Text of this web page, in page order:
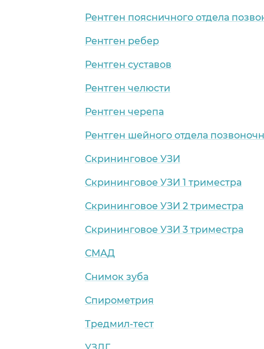
Рентген поясничного отдела
Рентген ребер
Рентген суставов
Рентген челюсти
Рентген черепа
Рентген шейного отдела
Скрининговое УЗИ
Скрининговое УЗИ 1 триместра
Скрининговое УЗИ 2 триместра
Скрининговое УЗИ 3 триместра
СМАД
Снимок зуба
Спирометрия
Тредмил-тест